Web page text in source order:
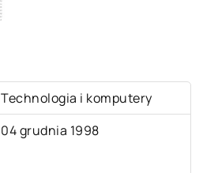
Technologia i komputery
04 grudnia 1998